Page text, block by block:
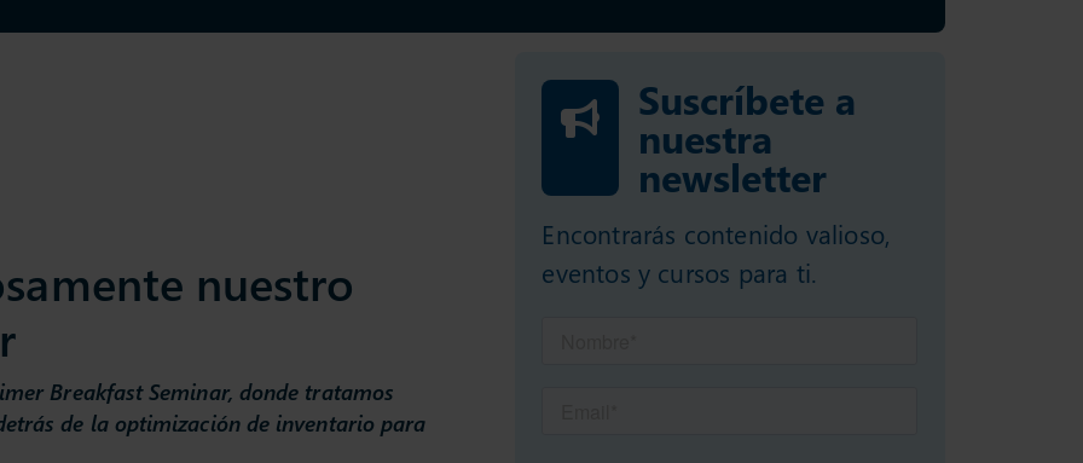
nuestro
Breakfast Seminar, donde tratamos
de la optimización de inventario para
Suscríbete a
nuestra
newsletter
Encontrarás contenido valioso,
eventos y cursos para ti.